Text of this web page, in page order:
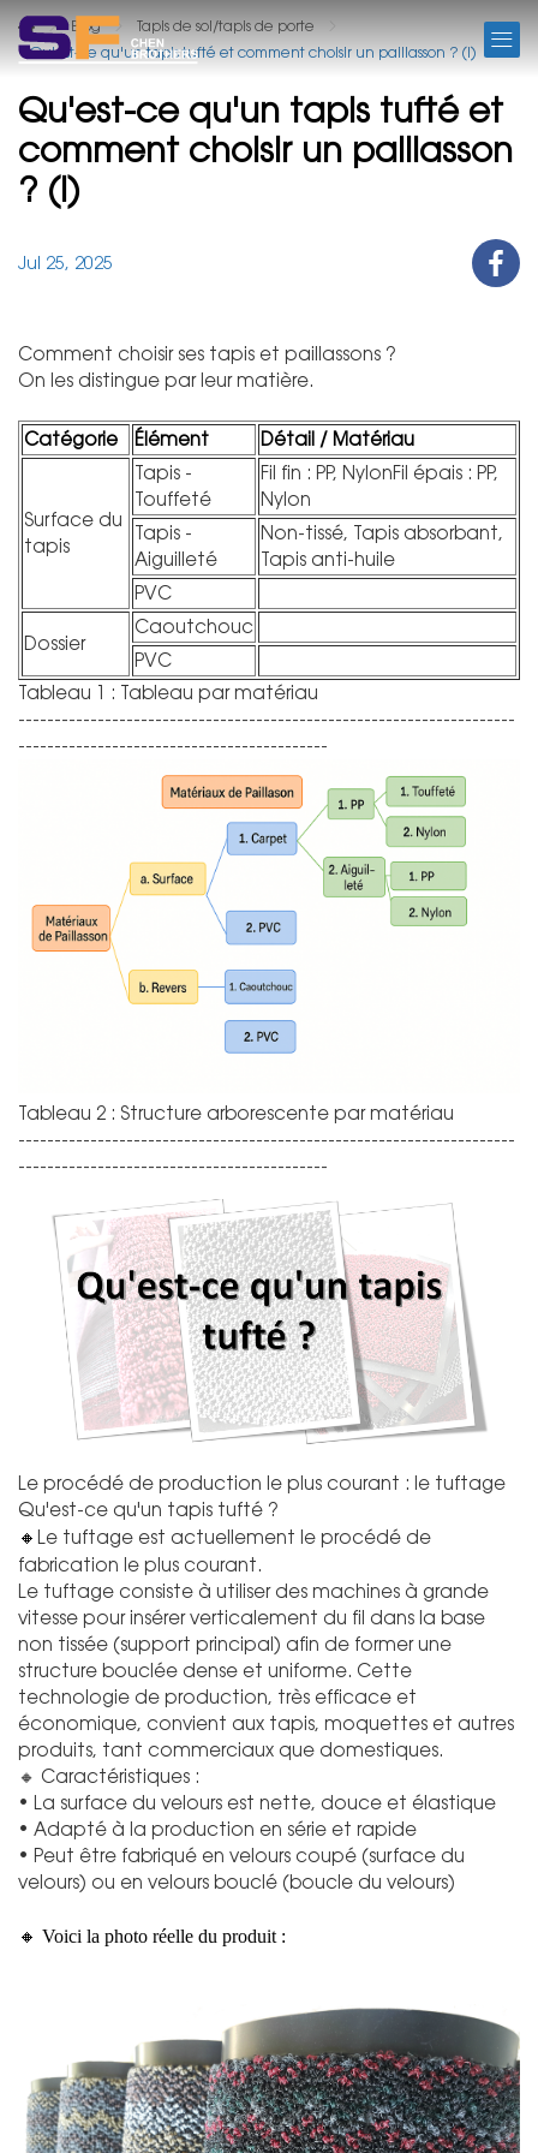
Blog
Tapis de sol/tapis de porte
Qu'est-ce qu'un tapis tufté et comment choisir un paillasson ? (I)
Qu'est-ce qu'un tapis tufté et
comment choisir un paillasson
? (I)
Jul 25, 2025
Comment choisir ses tapis et paillassons ?
On les distingue par leur matière.
Catégorie Élément Détail / Matériau
Surface du
tapis
Tapis -
Touffeté
Fil fin : PP, NylonFil épais : PP,
Nylon
Tapis -
Aiguilleté
Non-tissé, Tapis absorbant,
Tapis anti-huile
PVC
Dossier
Caoutchouc
PVC
Tableau 1 : Tableau par matériau
---------------------------------------------------------------------
-------------------------------------------
Tableau 2 : Structure arborescente par matériau
---------------------------------------------------------------------
-------------------------------------------
Le procédé de production le plus courant : le tuftage
Qu'est-ce qu'un tapis tufté ?
🔸
Le tuftage est actuellement le procédé de
fabrication le plus courant.
Le tuftage consiste à utiliser des machines à grande
vitesse pour insérer verticalement du fil dans la base
non tissée (support principal) afin de former une
structure bouclée dense et uniforme. Cette
technologie de production, très efficace et
économique, convient aux tapis, moquettes et autres
produits, tant commerciaux que domestiques.
🔸 Caractéristiques :
• La surface du velours est nette, douce et élastique
• Adapté à la production en série et rapide
• Peut être fabriqué en velours coupé (surface du
velours) ou en velours bouclé (boucle du velours)
🔸 Voici la photo réelle du produit :